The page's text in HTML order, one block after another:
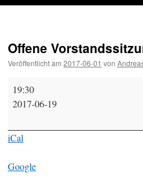
Offene
Veröffentlicht am 2017-06-01 von
Offene
Vorstandssitzung
19:30
2017-06-19
iCal
Google